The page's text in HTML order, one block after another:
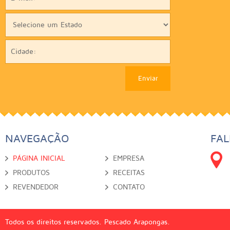
NAVEGAÇÃO
PÁGINA INICIAL
EMPRESA
PRODUTOS
RECEITAS
REVENDEDOR
CONTATO
Todos os direitos reservados. Pescado Arapongas.